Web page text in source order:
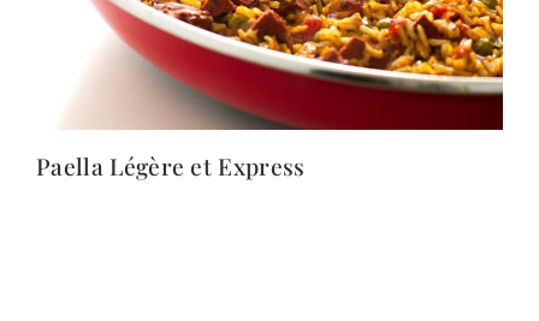
Paella Légère et Express